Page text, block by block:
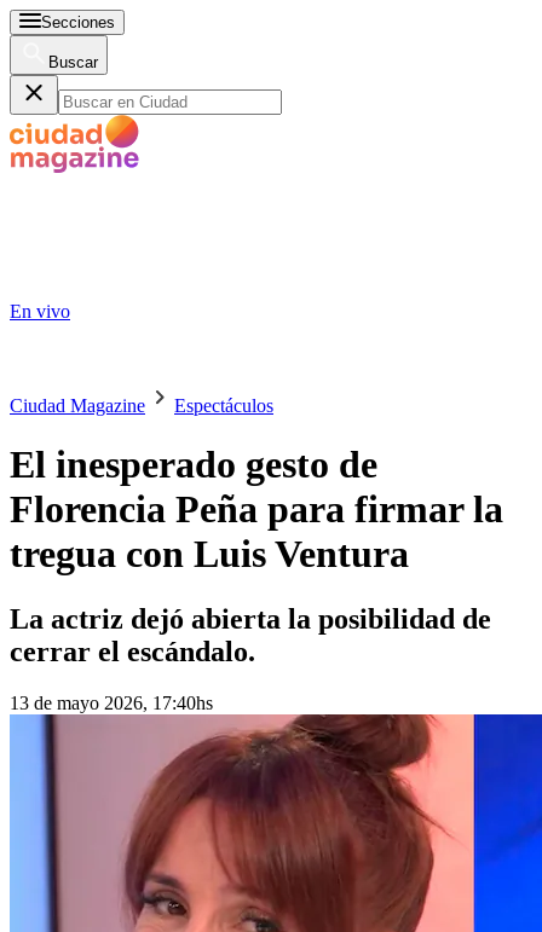
Secciones
Buscar
En vivo
Ciudad Magazine Espectáculos
El inesperado gesto de
Florencia Peña para firmar la
tregua con Luis Ventura
La actriz dejó abierta la posibilidad de
cerrar el escándalo.
13 de mayo 2026, 17:40hs